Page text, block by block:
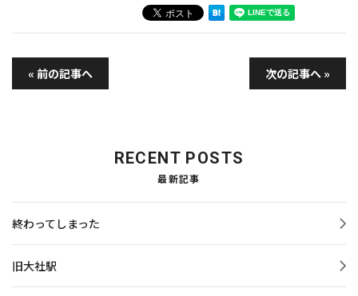
« 前の記事へ 次の記事へ »
RECENT POSTS
最新記事
終わってしまった
旧大社駅